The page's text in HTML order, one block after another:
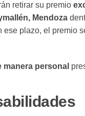
retirar su premio
Mendoza
ese plazo, el premio
manera personal